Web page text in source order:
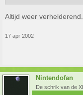
Altijd weer
17 apr 2002
Nintendofan
De schrik van de